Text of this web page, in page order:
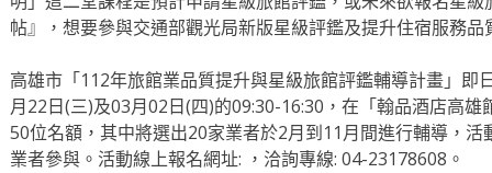
帖』，想要參與交通部觀光局新版星級評鑑及提升住宿服務
高雄市「112年旅館業品質提升與星級旅館評鑑輔導計畫」即
月22日(三)及03月02日(四)的09:30-16:30，在「翰品酒店高
50位名額，其中將選出20家業者於2月到11月間進行輔導，
業者參與。活動線上報名網址: ，洽詢專線: 04-23178608。